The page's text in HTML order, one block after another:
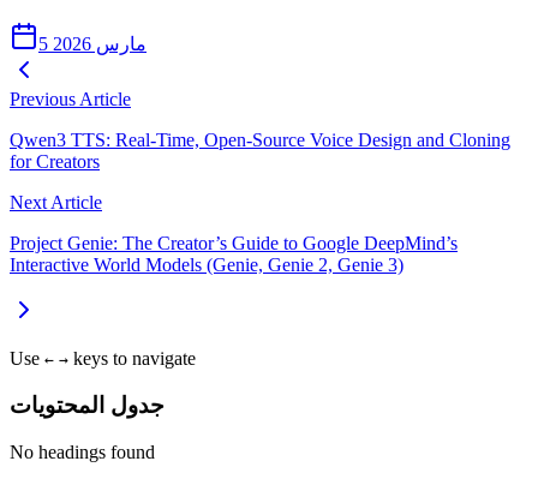
5 مارس 2026
Previous Article
Qwen3 TTS: Real-Time, Open-Source Voice Design and Cloning
for Creators
Next Article
Project Genie: The Creator’s Guide to Google DeepMind’s
Interactive World Models (Genie, Genie 2, Genie 3)
Use ← → keys to navigate
جدول المحتويات
No headings found